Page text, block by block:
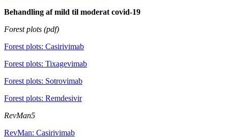
Behandling af mild til moderat covid-19
Forest plots (pdf)
Forest plots: Casirivimab
Forest plots: Tixagevimab
Forest plots: Sotrovimab
Forest plots: Remdesivir
RevMan5
RevMan: Casirivimab